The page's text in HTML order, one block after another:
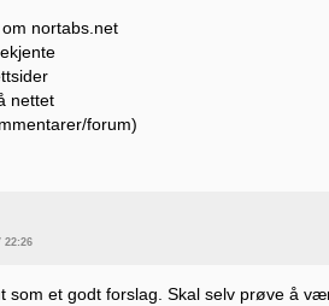
nortabs.net
nettet
forum)
22:26
som et godt forslag. Skal selv prøve å